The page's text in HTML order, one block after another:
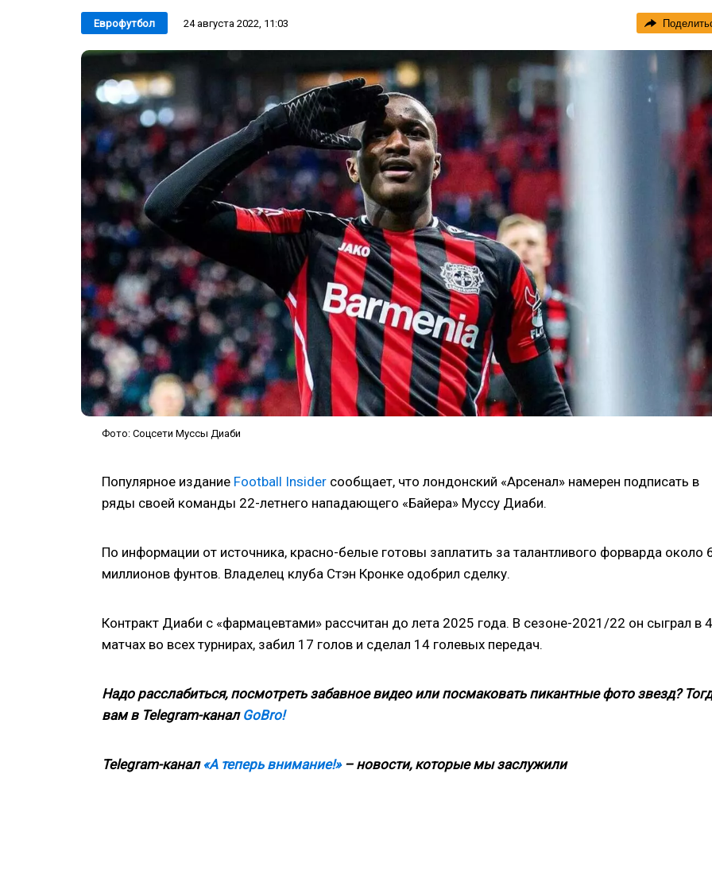
Еврофутбол 24 августа 2022, 11:03
Фото: Соцсети Муссы Диаби
Популярное издание Football Insider сообщает, что лондонский «Арсенал» намерен подписать в
ряды своей команды 22-летнего нападающего «Байера» Муссу Диаби.
По информации от источника, красно-белые готовы заплатить за талантливого форварда около
миллионов фунтов. Владелец клуба Стэн Кронке одобрил сделку.
Контракт Диаби с «фармацевтами» рассчитан до лета 2025 года. В сезоне-2021/22 он сыграл в
матчах во всех турнирах, забил 17 голов и сделал 14 голевых передач.
Надо расслабиться, посмотреть забавное видео или посмаковать пикантные фото звезд?
вам в Telegram-канал GoBro!
Telegram-канал «А теперь внимание!»– новости, которые мы заслужили